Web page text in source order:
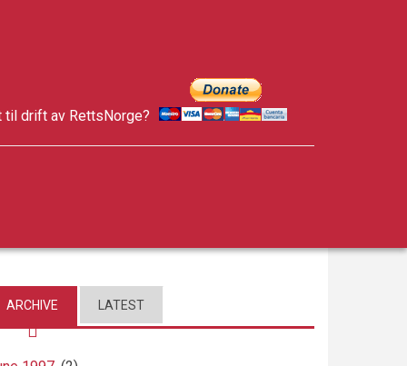
til drift av RettsNorge?
ARCHIVE LATEST